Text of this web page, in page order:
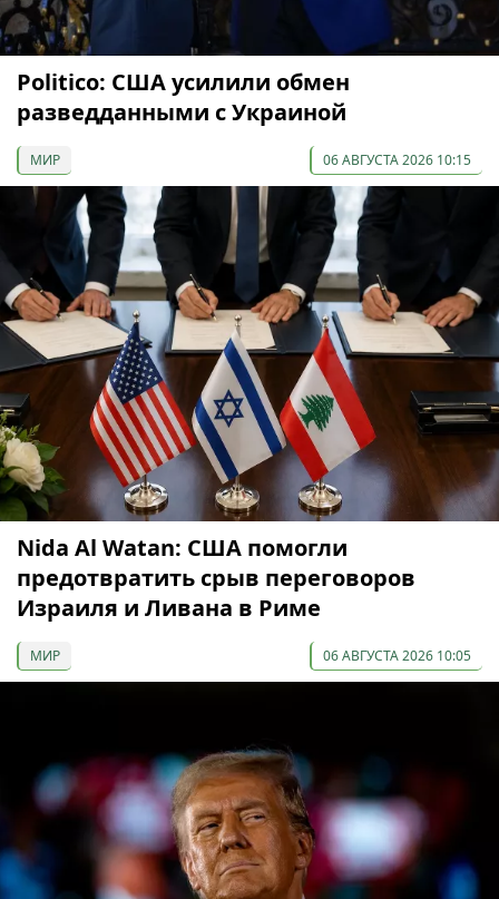
Politico: США усилили обмен
разведданными с Украиной
МИР 06 АВГУСТА 2026 10:15
Nida Al Watan: США помогли
предотвратить срыв переговоров
Израиля и Ливана в Риме
МИР 06 АВГУСТА 2026 10:05